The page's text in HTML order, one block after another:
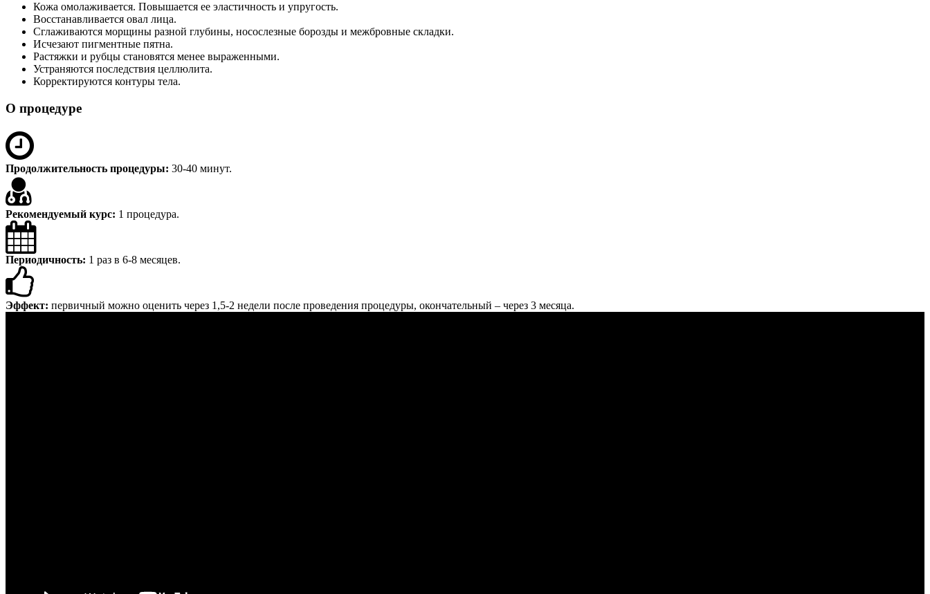
Кожа омолаживается. Повышается ее эластичность и упругость.
Восстанавливается овал лица.
Сглаживаются морщины разной глубины, носослезные борозды и межбровные складки.
Исчезают пигментные пятна.
Растяжки и рубцы становятся менее выраженными.
Устраняются последствия целлюлита.
Корректируются контуры тела.
О процедуре
Продолжительность процедуры: 30-40 минут.
Рекомендуемый курс: 1 процедура.
Периодичность: 1 раз в 6-8 месяцев.
Эффект: первичный можно оценить через 1,5-2 недели после проведения процедуры, окончательный – через 3 месяца.